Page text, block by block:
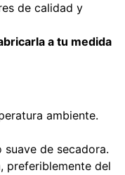
de calidad y
a tu medida
ambiente.
de secadora.
preferiblemente del